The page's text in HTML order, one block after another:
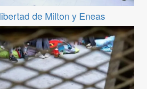
de Milton y Eneas